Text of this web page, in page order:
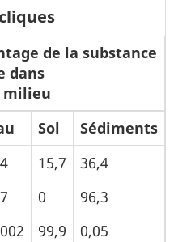
de la substance
dans
milieu
Sol
Sédiments
15,7
36,4
0
96,3
99,9 0,05